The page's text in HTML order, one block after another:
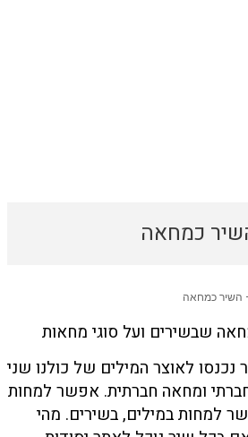
כמחאה
השיר כמחאה
שבשירים ועל סוגי מחאות
לאוצר המילים של כולנו שני
ומחאה חברתית. אפשר למחות
למחות במילים, בשירים. מהי